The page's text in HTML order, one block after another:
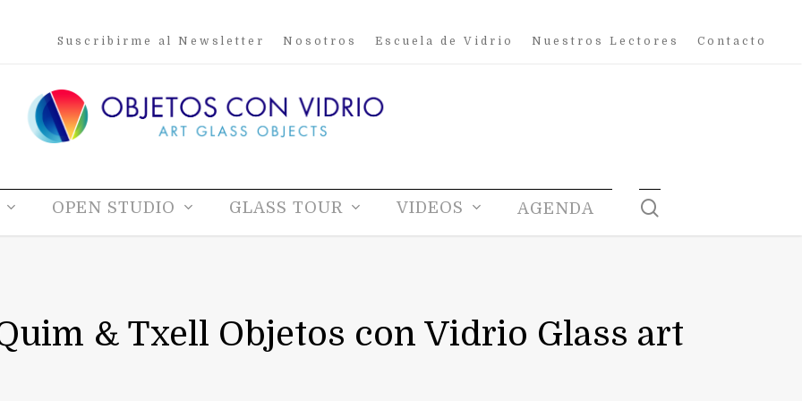
Suscribirme al Newsletter Nosotros Escuela de Vidrio Nuestros Lectores Contacto
OPEN STUDIO GLASS TOUR VIDEOS AGENDA
& Txell Objetos con Vidrio Glass art